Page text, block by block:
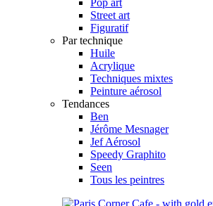
Street art
Figuratif
Par technique
Huile
Acrylique
Techniques mixtes
Peinture aérosol
Tendances
Ben
Jérôme Mesnager
Jef Aérosol
Speedy Graphito
Seen
Tous les peintres